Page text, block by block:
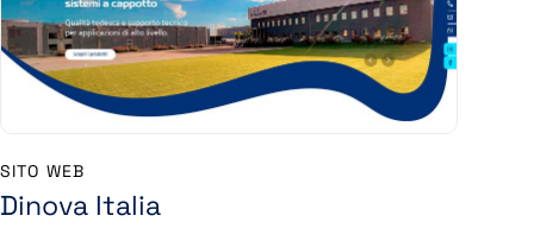
SITO WEB
Dinova Italia